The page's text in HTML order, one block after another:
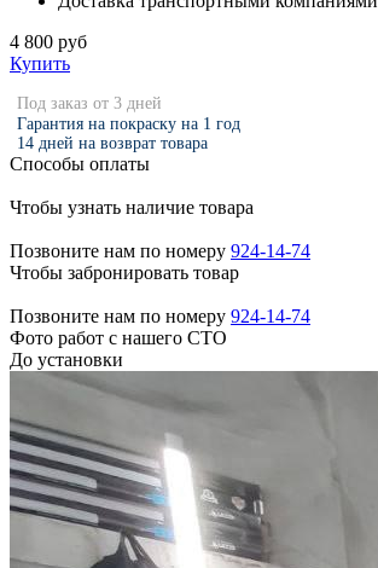
4 800 руб
Купить
Под заказ от 3 дней
Гарантия на покраску на 1 год
14 дней на возврат товара
Способы оплаты
Чтобы узнать наличие товара
Позвоните нам по номеру 924-14-74
Чтобы забронировать товар
Позвоните нам по номеру 924-14-74
Фото работ с нашего СТО
До установки